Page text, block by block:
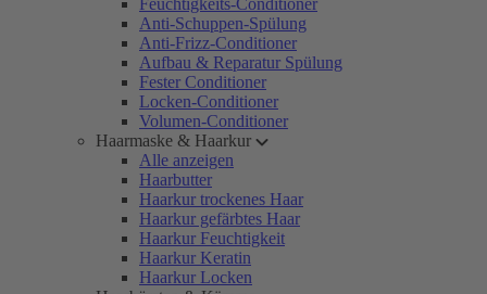
Feuchtigkeits-Conditioner
Anti-Schuppen-Spülung
Anti-Frizz-Conditioner
Aufbau & Reparatur Spülung
Fester Conditioner
Locken-Conditioner
Volumen-Conditioner
Haarmaske & Haarkur
Alle anzeigen
Haarbutter
Haarkur trockenes Haar
Haarkur gefärbtes Haar
Haarkur Feuchtigkeit
Haarkur Keratin
Haarkur Locken